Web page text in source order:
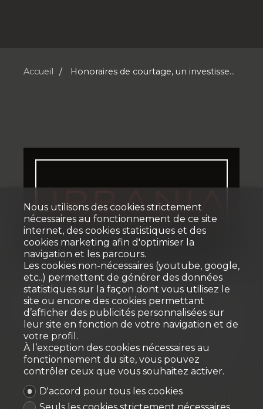
Accueil Honoraires de courtage, un investisse...
Honoraires de courtage, un
investissement
21 novembre 2025
#Honoraires de courtage, un investissement
Nous utilisons des cookies strictement
nécessaires au fonctionnement de ce site
internet, des cookies statistiques et des
cookies marketing afin d'optimiser la
navigation et les parcours.
Les cookies non-nécessaires (youtube, google,
etc..) permettent de générer des données
statistiques sur la façon dont vous utilisez le
site ou encore des cookies permettant
d’afficher des publicités personnalisées sur
leur site en fonction de votre navigation et de
votre profil.
À l’exception des cookies nécessaires au
fonctionnement du site, vous pouvez
contrôler ceux que vous souhaitez activer.
D'accord pour tous les cookies